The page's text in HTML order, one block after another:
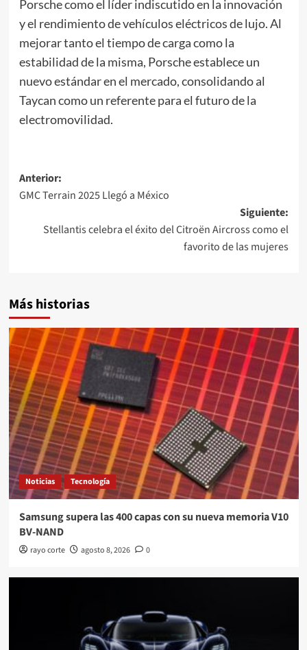
Porsche como el líder indiscutido en la innovación
y el rendimiento de vehículos eléctricos de lujo. Al
mejorar tanto el tiempo de carga como la
estabilidad de la misma, Porsche establece un
nuevo estándar en el mercado, consolidando al
Taycan como un referente para el futuro de la
electromovilidad.
Navegación
de
entradas
Anterior:
GMC Terrain 2025 Llegó a México
Siguiente:
Stellantis celebra el éxito del Citroën Aircross como el
favorito de las mujeres
Más historias
Noticias Tecnología
Samsung supera las 400 capas con su nueva memoria V10
BV-NAND
rayo corte agosto 8, 2026 0